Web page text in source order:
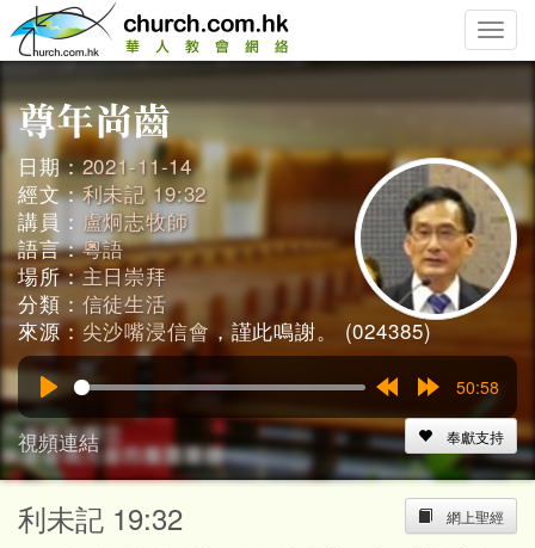
Toggle
日期：2021-11-14
經文：利未記 19:32
講員： 盧炯志牧師
語言：粵語
場所：主日崇拜
分類： 信徒生活
來源：尖沙嘴浸信會，謹此鳴謝。 (024385)
Play
15s
15s
50:58
視頻連結 奉獻支持
網上聖經
利未記 19:32